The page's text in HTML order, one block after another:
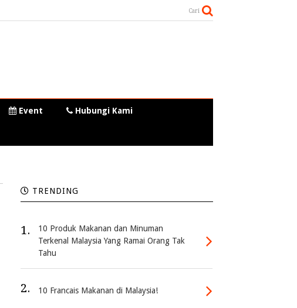
Cari
Event Hubungi Kami
TRENDING
1.
10 Produk Makanan dan Minuman
Terkenal Malaysia Yang Ramai Orang Tak
Tahu
2. 10 Francais Makanan di Malaysia!